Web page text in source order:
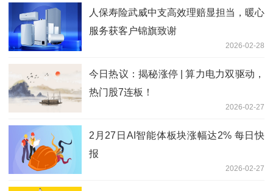
人保寿险武威中支高效理赔显担当，暖心
服务获客户锦旗致谢
2026-02-28
今日热议：揭秘涨停 | 算力电力双驱动，
热门股7连板！
2026-02-27
2月27日AI智能体板块涨幅达2% 每日快
报
2026-02-27